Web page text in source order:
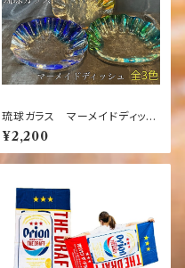
琉球ガラス マーメイドディッシ
ュ（全3色）青・緑・オレンジ【沖
縄】【ガラス】【お土産】【インテリ
ア】【お酒】【ギフト】【ブルー・グリ
¥2,200